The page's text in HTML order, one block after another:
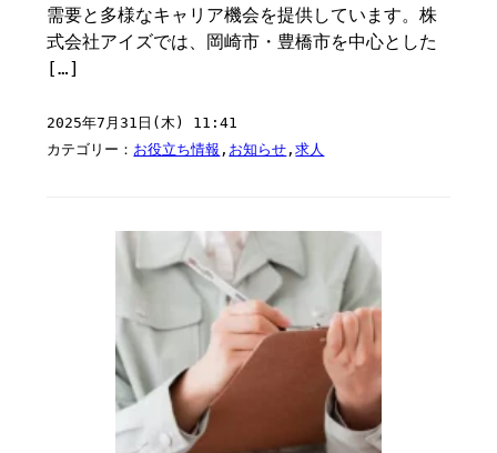
需要と多様なキャリア機会を提供しています。株
式会社アイズでは、岡崎市・豊橋市を中心とした
[…]
2025年7月31日(木) 11:41
カテゴリー： お役立ち情報 , お知らせ ,求人